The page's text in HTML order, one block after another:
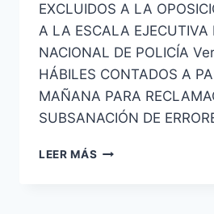
EXCLUIDOS A LA
A LA ESCALA EJECUTIVA
NACIONAL DE POLICÍA
HÁBILES CONTADOS A
MAÑANA PARA
SUBSANACIÓN DE
LEER MÁS ESCALA